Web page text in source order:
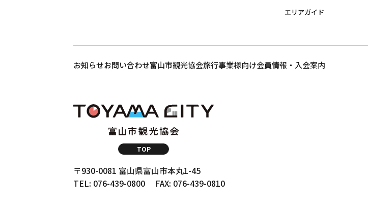
エリアガイド
お知らせお問い合わせ富山市観光協会旅行事業様向け会員情報・入会案内
TOP
〒930-0081 富山県富山市本丸1-45
TEL: 076-439-0800
FAX: 076-439-0810